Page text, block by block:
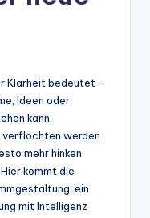
Klarheit bedeutet –
Ideen oder
kann.
verflochten werden
mehr hinken
kommt die
ein
mit Intelligenz